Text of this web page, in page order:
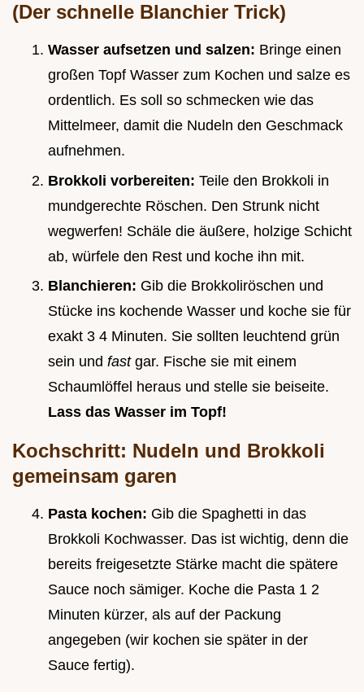
(Der schnelle Blanchier Trick)
Wasser aufsetzen und salzen: Bringe einen
großen Topf Wasser zum Kochen und salze es
ordentlich. Es soll so schmecken wie das
Mittelmeer, damit die Nudeln den Geschmack
aufnehmen.
Brokkoli vorbereiten: Teile den Brokkoli in
mundgerechte Röschen. Den Strunk nicht
wegwerfen! Schäle die äußere, holzige Schicht
ab, würfele den Rest und koche ihn mit.
Blanchieren: Gib die Brokkoliröschen und
Stücke ins kochende Wasser und koche sie für
exakt 3 4 Minuten. Sie sollten leuchtend grün
sein und fast gar. Fische sie mit einem
Schaumlöffel heraus und stelle sie beiseite.
Lass das Wasser im Topf!
Kochschritt: Nudeln und Brokkoli
gemeinsam garen
Pasta kochen: Gib die Spaghetti in das
Brokkoli Kochwasser. Das ist wichtig, denn die
bereits freigesetzte Stärke macht die spätere
Sauce noch sämiger. Koche die Pasta 1 2
Minuten kürzer, als auf der Packung
angegeben (wir kochen sie später in der
Sauce fertig).